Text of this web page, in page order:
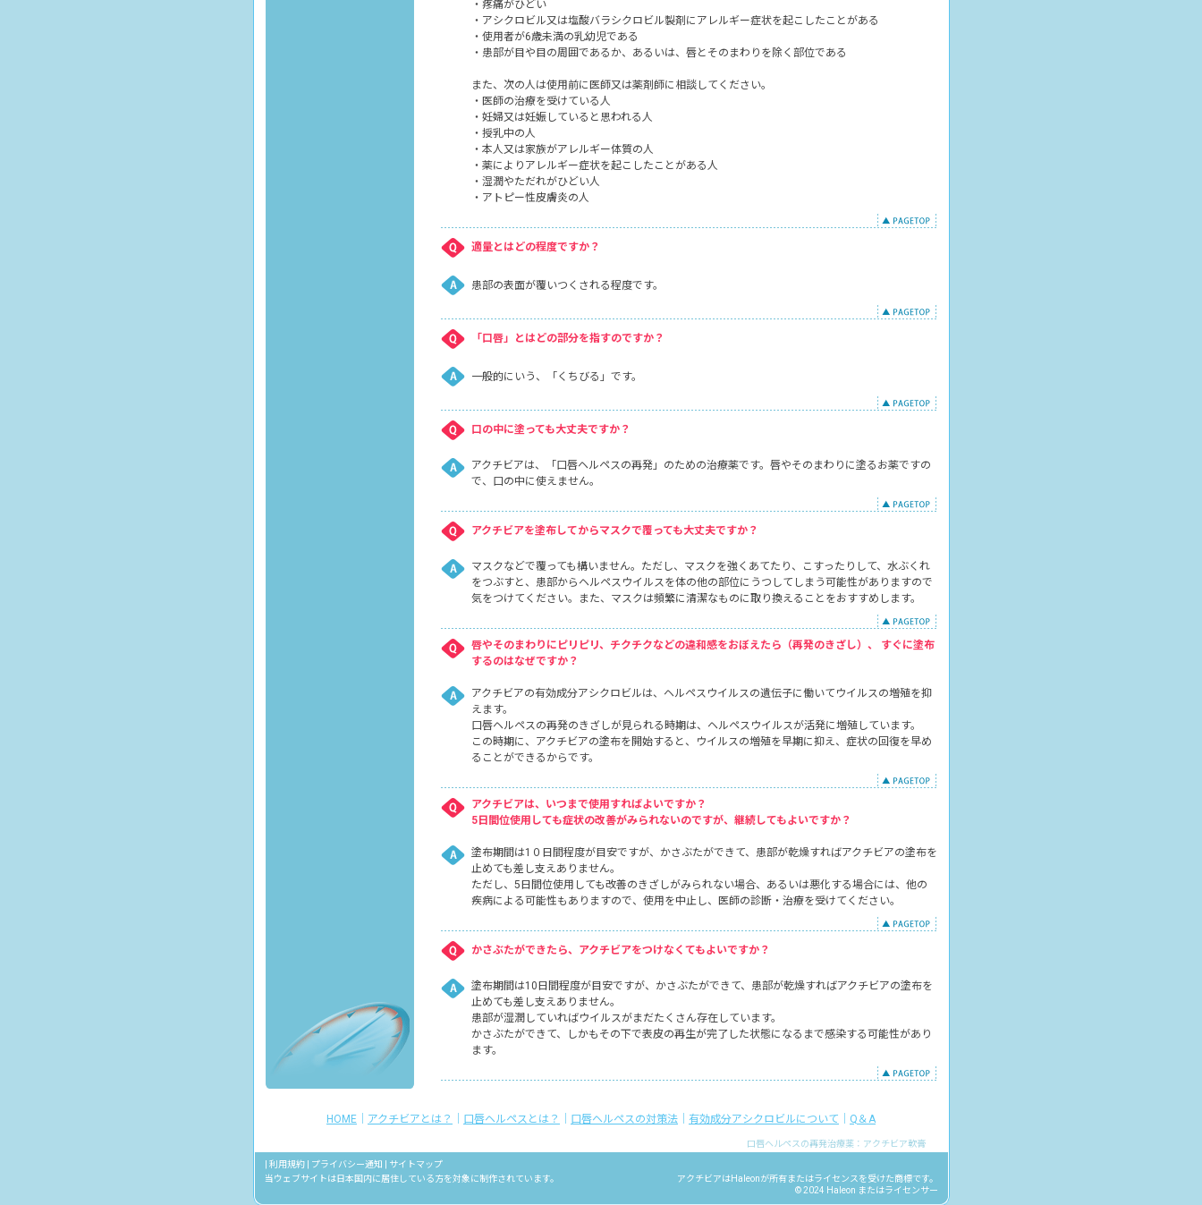
・疼痛がひどい
・アシクロビル又は塩酸バラシクロビル製剤にアレルギー症状を起こしたことがある
・使用者が6歳未満の乳幼児である
・患部が目や目の周囲であるか、あるいは、唇とそのまわりを除く部位である
また、次の人は使用前に医師又は薬剤師に相談してください。
・医師の治療を受けている人
・妊婦又は妊娠していると思われる人
・授乳中の人
・本人又は家族がアレルギー体質の人
・薬によりアレルギー症状を起こしたことがある人
・湿潤やただれがひどい人
・アトピー性皮膚炎の人
適量とはどの程度ですか？
患部の表面が覆いつくされる程度です。
「口唇」とはどの部分を指すのですか？
一般的にいう、「くちびる」です。
口の中に塗っても大丈夫ですか？
アクチビアは、「口唇ヘルペスの再発」のための治療薬です。唇やそのまわりに塗るお薬ですの
で、口の中に使えません。
アクチビアを塗布してからマスクで覆っても大丈夫ですか？
マスクなどで覆っても構いません。ただし、マスクを強くあてたり、こすったりして、水ぶくれ
をつぶすと、患部からヘルペスウイルスを体の他の部位にうつしてしまう可能性がありますので
気をつけてください。また、マスクは頻繁に清潔なものに取り換えることをおすすめします。
唇やそのまわりにピリピリ、チクチクなどの違和感をおぼえたら（再発のきざし）、 すぐに塗布
するのはなぜですか？
アクチビアの有効成分アシクロビルは、ヘルペスウイルスの遺伝子に働いてウイルスの増殖を抑
えます。
口唇ヘルペスの再発のきざしが見られる時期は、ヘルペスウイルスが活発に増殖しています。
この時期に、アクチビアの塗布を開始すると、ウイルスの増殖を早期に抑え、症状の回復を早め
ることができるからです。
アクチビアは、いつまで使用すればよいですか？
5日間位使用しても症状の改善がみられないのですが、継続してもよいですか？
塗布期間は1０日間程度が目安ですが、かさぶたができて、患部が乾燥すればアクチビアの塗布を
止めても差し支えありません。
ただし、5日間位使用しても改善のきざしがみられない場合、あるいは悪化する場合には、他の
疾病による可能性もありますので、使用を中止し、医師の診断・治療を受けてください。
かさぶたができたら、アクチビアをつけなくてもよいですか？
塗布期間は10日間程度が目安ですが、かさぶたができて、患部が乾燥すればアクチビアの塗布を
止めても差し支えありません。
患部が湿潤していればウイルスがまだたくさん存在しています。
かさぶたができて、しかもその下で表皮の再生が完了した状態になるまで感染する可能性があり
ます。
HOME アクチビアとは？ 口唇ヘルペスとは？ 口唇ヘルペスの対策法 有効成分アシクロビルについて Q＆A
口唇ヘルペスの再発治療薬：アクチビア軟膏
利用規約| プライバシー通知
サイトマップ
当ウェブサイトは日本国内に居住している方を対象に制作されています。
アクチビアはHaleonが所有またはライセンスを受けた商標です。
© 2024 Haleon またはライセンサー